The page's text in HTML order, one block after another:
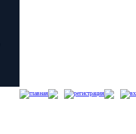
главная регистрация